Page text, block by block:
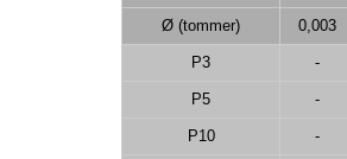
Ø (tommer) 0,003
P3 -
P5 -
P10 -